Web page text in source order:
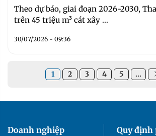
Theo dự báo, giai đoạn 2026-2030,
trên 45 triệu m³ cát xây ...
30/07/2026 - 09:36
1 2 3 4 5 ...
Doanh nghiệp Quy định